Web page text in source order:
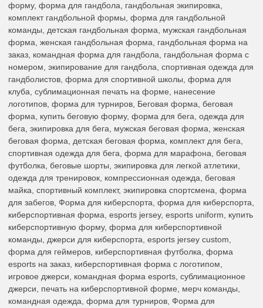
форму, форма для гандбола, гандбольная экипировка,
комплект гандбольной формы, форма для гандбольной
команды, детская гандбольная форма, мужская гандбольная
форма, женская гандбольная форма, гандбольная форма на
заказ, командная форма для гандбола, гандбольная форма с
номером, экипирование для гандбола, спортивная одежда для
гандболистов, форма для спортивной школы, форма для
клуба, сублимационная печать на форме, нанесение
логотипов, форма для турниров, Беговая форма, беговая
форма, купить беговую форму, форма для бега, одежда для
бега, экипировка для бега, мужская беговая форма, женская
беговая форма, детская беговая форма, комплект для бега,
спортивная одежда для бега, форма для марафона, беговая
футболка, беговые шорты, экипировка для легкой атлетики,
одежда для тренировок, компрессионная одежда, беговая
майка, спортивный комплект, экипировка спортсмена, форма
для забегов, Форма для киберспорта, форма для киберспорта,
киберспортивная форма, esports jersey, esports uniform, купить
киберспортивную форму, форма для киберспортивной
команды, джерси для киберспорта, esports jersey custom,
форма для геймеров, киберспортивная футболка, форма
esports на заказ, киберспортивная форма с логотипом,
игровое джерси, командная форма esports, сублимационное
джерси, печать на киберспортивной форме, мерч команды,
командная одежда, форма для турниров, Форма для